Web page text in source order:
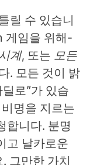
릴 수 있습니
게임을 위해-
계, 또는 모든
. 모든 것이 밝
로”가 있습
명을 지르는
합니다. 분명
고 날카로운
그만한 가치